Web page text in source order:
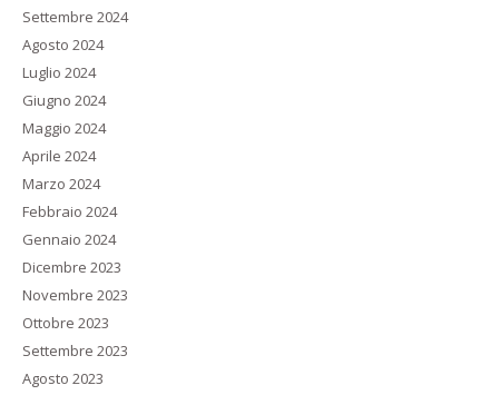
Settembre 2024
Agosto 2024
Luglio 2024
Giugno 2024
Maggio 2024
Aprile 2024
Marzo 2024
Febbraio 2024
Gennaio 2024
Dicembre 2023
Novembre 2023
Ottobre 2023
Settembre 2023
Agosto 2023